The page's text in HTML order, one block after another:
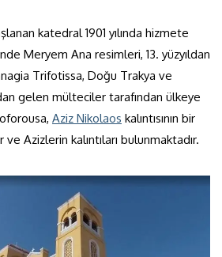
katedral 1901 yılında hizmete
Meryem Ana resimleri, 13. yüzyıldan
Trifotissa, Doğu Trakya ve
gelen mülteciler tarafından ülkeye
Aziz Nikolaos kalıntısının bir
Azizlerin kalıntıları bulunmaktadır.